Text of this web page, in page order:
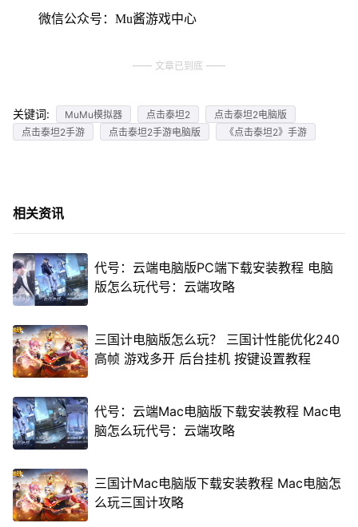
微信公众号：Mu酱游戏中心
文章已到底
关键词: MuMu模拟器 点击泰坦2
点击泰坦2电脑版
点击泰坦2手游
点击泰坦2手游电脑版 《点击泰坦2》手游
相关资讯
代号：云端电脑版PC端下载安装教程 电脑
版怎么玩代号：云端攻略
三国计电脑版怎么玩？ 三国计性能优化240
高帧 游戏多开 后台挂机 按键设置教程
代号：云端Mac电脑版下载安装教程 Mac电
脑怎么玩代号：云端攻略
三国计Mac电脑版下载安装教程 Mac电脑怎
么玩三国计攻略